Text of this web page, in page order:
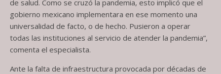
de salud. Como se cruzó la pandemia, esto implicó que el
gobierno mexicano implementara en ese momento una
universalidad de facto, o de hecho. Pusieron a operar
todas las instituciones al servicio de atender la pandemia”,
comenta el especialista.
Ante la falta de infraestructura provocada por décadas de